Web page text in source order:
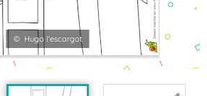
© Hugo l'escargot